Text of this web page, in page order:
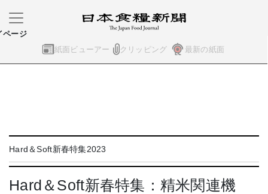
紙面ビューアー クリッピング 最新の紙面
ページ
Hard＆Soft新春特集2023
Hard＆Soft新春特集：精米関連機